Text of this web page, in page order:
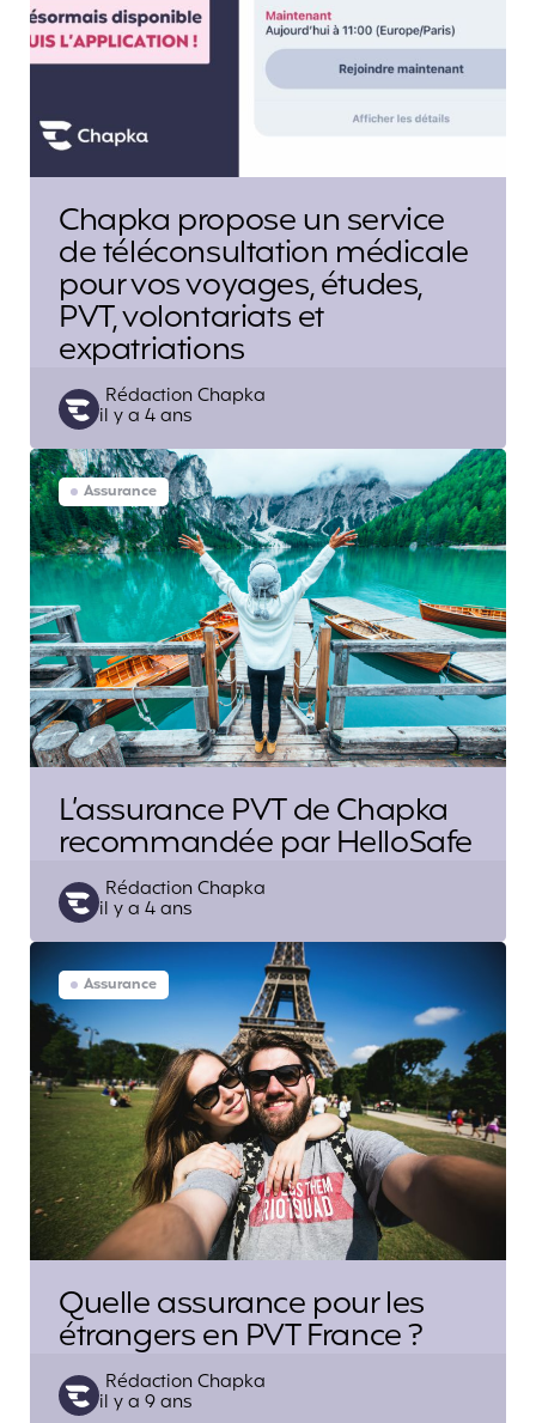
Chapka propose un service
de téléconsultation médicale
pour vos voyages, études,
PVT, volontariats et
expatriations
Posted
by
Rédaction Chapka
il y a 4 ans
Assurance
L’assurance PVT de Chapka
recommandée par HelloSafe
Posted
by
Rédaction Chapka
il y a 4 ans
Assurance
Quelle assurance pour les
étrangers en PVT France ?
Posted
by
Rédaction Chapka
il y a 9 ans